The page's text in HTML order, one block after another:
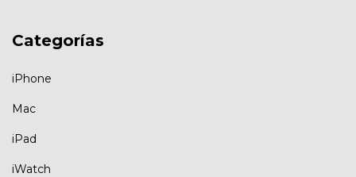
Categorías
iPhone
Mac
iPad
iWatch